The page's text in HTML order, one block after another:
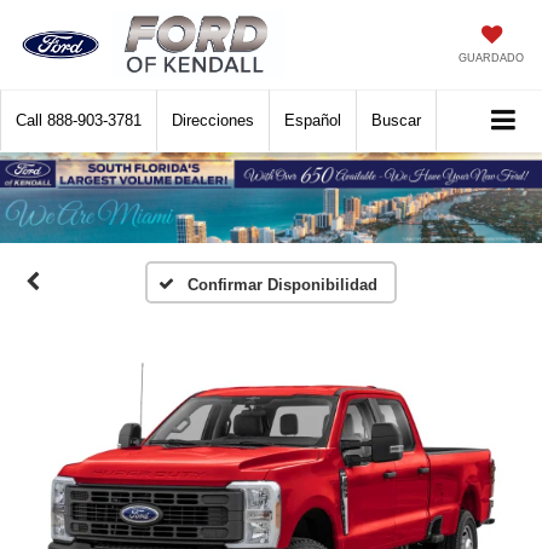
GUARDADO
Call 888-903-3781 Direcciones Español Buscar
Confirmar Disponibilidad